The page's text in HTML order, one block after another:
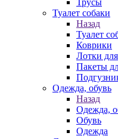
Трусы
Туалет собаки
Назад
Туалет
Коврики
Лотки
Пакеты
Одежда, обувь
Назад
Одежда,
Обувь
Одежда